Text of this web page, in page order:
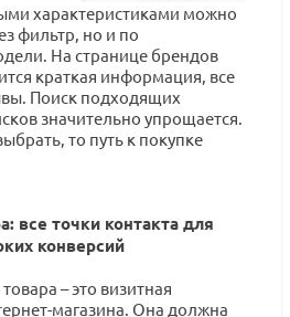
характеристиками можно
фильтр, но и по
На странице брендов
краткая информация, все
Поиск подходящих
значительно упрощается.
то путь к покупке
все точки контакта для
конверсий
– это визитная
магазина. Она должна